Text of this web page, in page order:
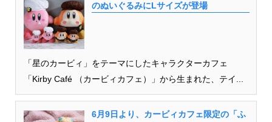
のぬいぐるみにLサイズが登場
「星のカービィ」をテーマにしたキャラクターカフェ
「Kirby Café （カービィカフェ）」から生まれた、テイ...
6月9日より、カービィカフェ限定の「ふ